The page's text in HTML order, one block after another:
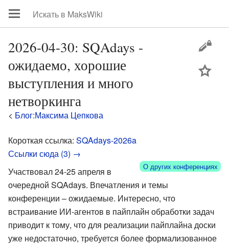
2026-04-30: SQAdays -
ожидаемо, хорошие
выступления и много
нетворкинга
< Блог:Максима Цепкова
Короткая ссылка: SQAdays-2026a
Ссылки сюда (3) →
О других конференциях
Участвовал 24-25 апреля в
очередной SQAdays. Впечатления и темы
конференции – ожидаемые. Интересно, что
встраивание ИИ-агентов в пайплайн обработки задач
приводит к тому, что для реализации пайплайна доски
уже недостаточно, требуется более формализованное